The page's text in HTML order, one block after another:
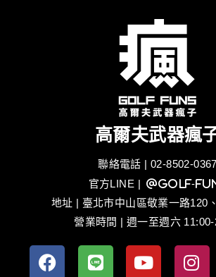
高爾夫武器瘋
聯絡電話 | 02-8502-0367
官方LINE | @golf-
地址 | 臺北市中山區敬業一路120
營業時間 | 週一至週六 11:00-